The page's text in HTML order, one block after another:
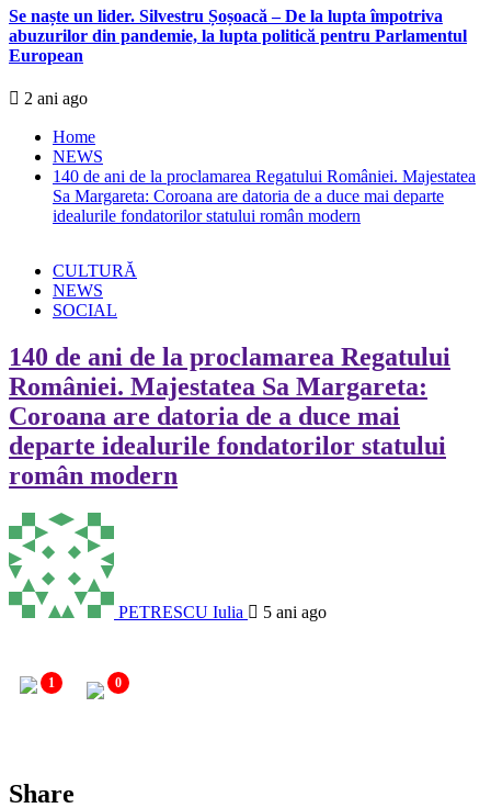
Se naște un lider. Silvestru Șoșoacă – De la lupta împotriva
abuzurilor din pandemie, la lupta politică pentru Parlamentul
European
2 ani ago
Home
NEWS
140 de ani de la proclamarea Regatului României. Majestatea
Sa Margareta: Coroana are datoria de a duce mai departe
idealurile fondatorilor statului român modern
CULTURĂ
NEWS
SOCIAL
140 de ani de la proclamarea Regatului
României. Majestatea Sa Margareta:
Coroana are datoria de a duce mai
departe idealurile fondatorilor statului
român modern
PETRESCU Iulia 5 ani ago
1 0
Share